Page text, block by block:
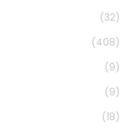
(32)
(408)
(9)
(9)
(18)